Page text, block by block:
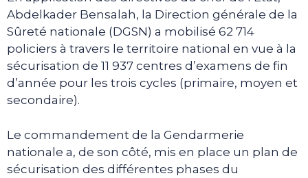
Abdelkader Bensalah, la Direction générale de la
Sûreté nationale (DGSN) a mobilisé 62 714
policiers à travers le territoire national en vue à la
sécurisation de 11 937 centres d’examens de fin
d’année pour les trois cycles (primaire, moyen et
secondaire).
Le commandement de la Gendarmerie
nationale a, de son côté, mis en place un plan de
sécurisation des différentes phases du